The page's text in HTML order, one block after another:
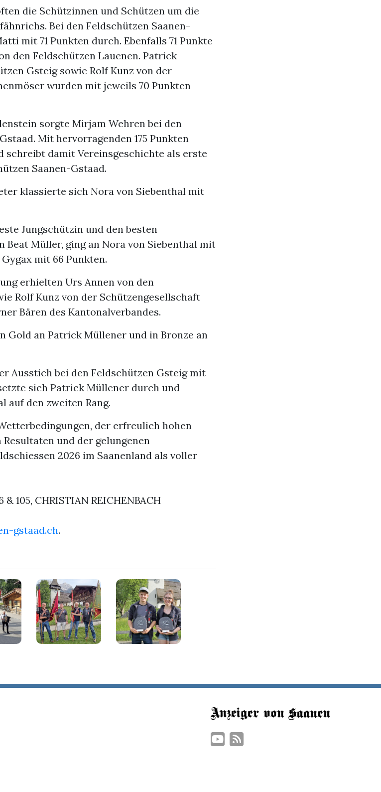
die Schützinnen und Schützen um die
Bei den Feldschützen Saanen-
mit 71 Punkten durch. Ebenfalls 71 Punkte
den Feldschützen Lauenen. Patrick
Gsteig sowie Rolf Kunz von der
wurden mit jeweils 70 Punkten
sorgte Mirjam Wehren bei den
Mit hervorragenden 175 Punkten
schreibt damit Vereinsgeschichte als erste
Saanen-Gstaad.
klassierte sich Nora von Siebenthal mit
Jungschützin und den besten
Beat Müller, ging an Nora von Siebenthal mit
mit 66 Punkten.
erhielten Urs Annen von den
Rolf Kunz von der Schützengesellschaft
Bären des Kantonalverbandes.
Gold an Patrick Müllener und in Bronze an
Ausstich bei den Feldschützen Gsteig mit
sich Patrick Müllener durch und
auf den zweiten Rang.
der erfreulich hohen
und der gelungenen
2026 im Saanenland als voller
& 105, CHRISTIAN REICHENBACH
gstaad.ch.